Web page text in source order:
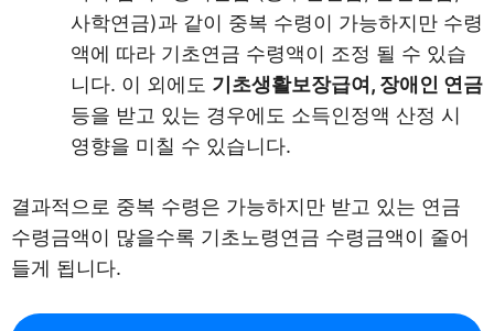
사학연금)과 같이 중복 수령이 가능하지만 수령
액에 따라 기초연금 수령액이 조정 될 수 있습
니다. 이 외에도 기초생활보장급여, 장애인 연금
등을 받고 있는 경우에도 소득인정액 산정 시
영향을 미칠 수 있습니다.
결과적으로 중복 수령은 가능하지만 받고 있는 연금
수령금액이 많을수록 기초노령연금 수령금액이 줄어
들게 됩니다.